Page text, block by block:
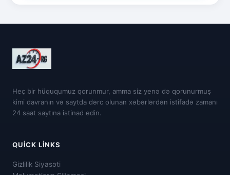
Heç bir hüququmuz qorunmur, amma siz yenə də qorunurmuş
kimi davranın və saytda dərc olunan xəbərlərdən istifadə zamanı
24 saat saytına istinad edin.
QUICK LINKS
Gizlilik Siyasəti